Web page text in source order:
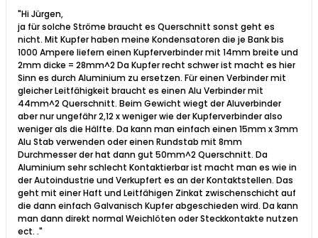
"Hi Jürgen,
ja für solche Ströme braucht es Querschnitt sonst geht es
nicht. Mit Kupfer haben meine Kondensatoren die je Bank bis
1000 Ampere liefern einen Kupferverbinder mit 14mm breite und
2mm dicke = 28mm^2 Da Kupfer recht schwer ist macht es hier
Sinn es durch Aluminium zu ersetzen. Für einen Verbinder mit
gleicher Leitfähigkeit braucht es einen Alu Verbinder mit
44mm^2 Querschnitt. Beim Gewicht wiegt der Aluverbinder
aber nur ungefähr 2,12 x weniger wie der Kupferverbinder also
weniger als die Hälfte. Da kann man einfach einen 15mm x 3mm
Alu Stab verwenden oder einen Rundstab mit 8mm
Durchmesser der hat dann gut 50mm^2 Querschnitt. Da
Aluminium sehr schlecht Kontaktierbar ist macht man es wie in
der Autoindustrie und Verkupfert es an der Kontaktstellen. Das
geht mit einer Haft und Leitfähigen Zinkat zwischenschicht auf
die dann einfach Galvanisch Kupfer abgeschieden wird. Da kann
man dann direkt normal Weichlöten oder Steckkontakte nutzen
ect. ."